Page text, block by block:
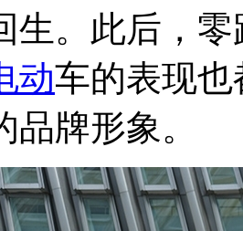
生。此后，
动车的表现
牌形象。